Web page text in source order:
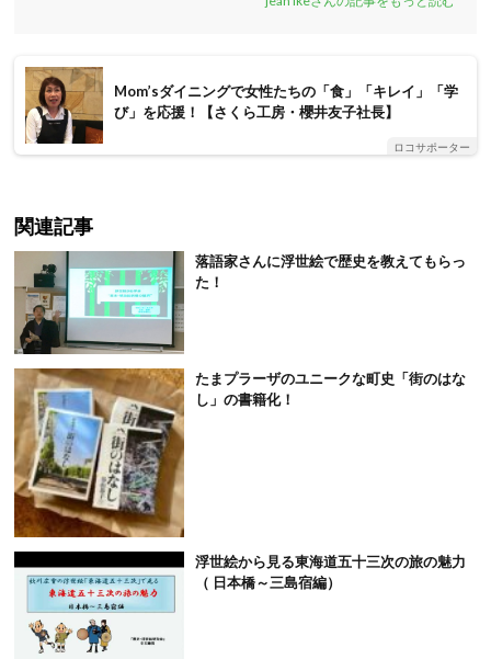
Mom’sダイニングで女性たちの「食」「キレイ」「学
び」を応援！【さくら工房・櫻井友子社長】
ロコサポーター
関連記事
落語家さんに浮世絵で歴史を教えてもらっ
た！
たまプラーザのユニークな町史「街のはな
し」の書籍化！
浮世絵から見る東海道五十三次の旅の魅力
（ 日本橋～三島宿編）